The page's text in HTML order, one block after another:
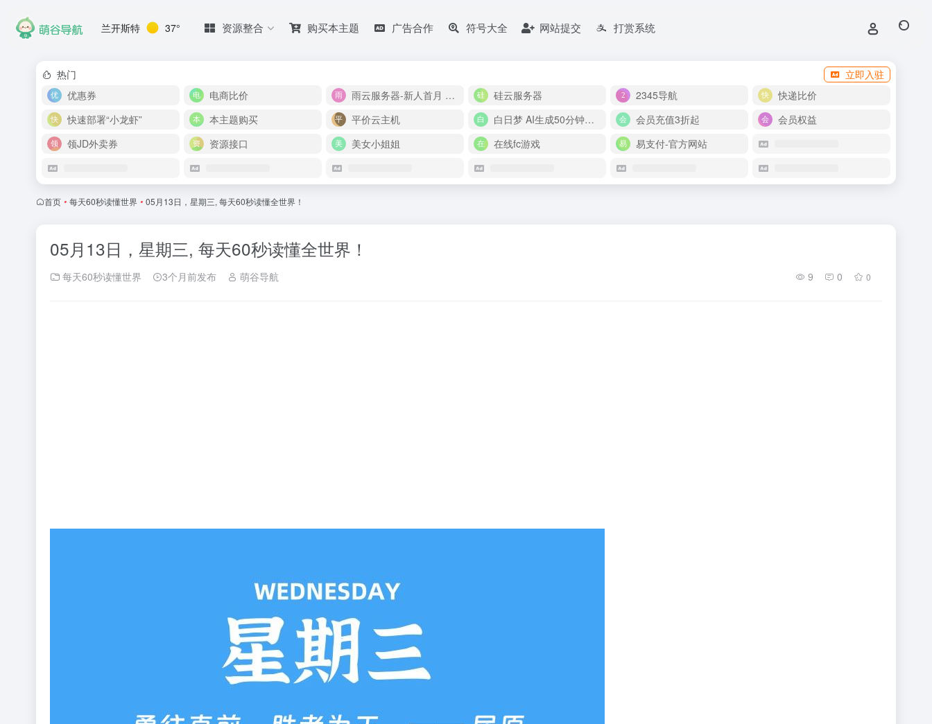
兰开斯特 37° 资源整合 购买本主题 广告合作 符号大全 网站提交 打赏系统
热门
立即入驻
优惠券
电商比价 雨云服务器-新人首月 5 折 硅云服务器 2345导航
快递比价
快速部署“小龙虾”
本主题购买 平价云主机 白日梦 AI生成50分钟视频 会员充值3折起
会员权益
领JD外卖券
资源接口 美女小姐姐 在线fc游戏 易支付-官方网站
首页 • 每天60秒读懂世界 • 05月13日，星期三, 每天60秒读懂全世界！
05月13日，星期三, 每天60秒读懂全世界！
每天60秒读懂世界 3个月前发布 萌谷导航 9 0 0